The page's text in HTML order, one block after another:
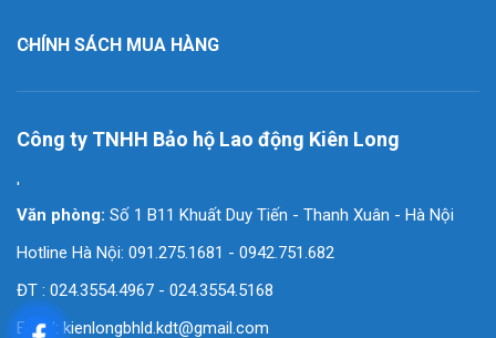
CHÍNH SÁCH MUA HÀNG
Công ty TNHH Bảo hộ Lao động Kiên Long
'
Văn phòng: Số 1 B11 Khuất Duy Tiến - Thanh Xuân - Hà Nội
Hotline Hà Nội: 091.275.1681 - 0942.751.682
ĐT : 024.3554.4967 - 024.3554.5168
Email: kienlongbhld.kdt@gmail.com